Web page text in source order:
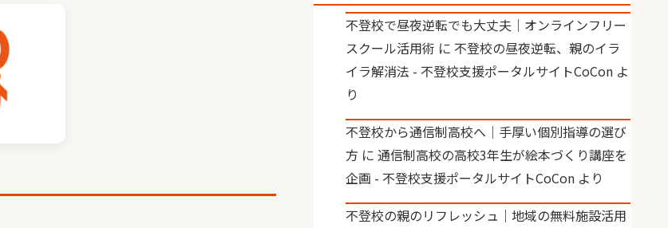
不登校で昼夜逆転でも大丈夫｜オンラインフリー
スクール活用術 に 不登校の昼夜逆転、親のイラ
イラ解消法 - 不登校支援ポータルサイトCoCon よ
り
不登校から通信制高校へ｜手厚い個別指導の選び
方 に通信制高校の高校3年生が絵本づくり講座を
企画 - 不登校支援ポータルサイトCoCon より
不登校の親のリフレッシュ｜地域の無料施設活用